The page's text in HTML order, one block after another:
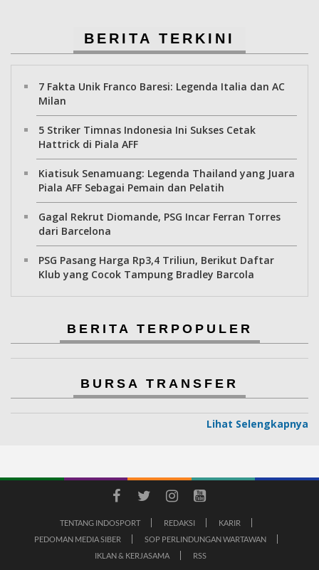
BERITA TERKINI
7 Fakta Unik Franco Baresi: Legenda Italia dan AC
Milan
5 Striker Timnas Indonesia Ini Sukses Cetak
Hattrick di Piala AFF
Kiatisuk Senamuang: Legenda Thailand yang Juara
Piala AFF Sebagai Pemain dan Pelatih
Gagal Rekrut Diomande, PSG Incar Ferran Torres
dari Barcelona
PSG Pasang Harga Rp3,4 Triliun, Berikut Daftar
Klub yang Cocok Tampung Bradley Barcola
BERITA TERPOPULER
BURSA TRANSFER
Lihat Selengkapnya
TENTANG INDOSPORT REDAKSI
KARIR
PEDOMAN MEDIA SIBER
SOP PERLINDUNGAN WARTAWAN
IKLAN & KERJASAMA
RSS